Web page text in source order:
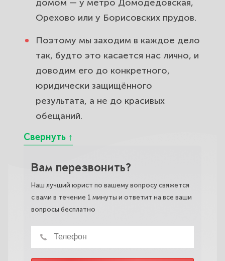
домом — у метро Домодедовская,
Орехово или у Борисовских прудов.
Поэтому мы заходим в каждое дело
так, будто это касается нас лично, и
доводим его до конкретного,
юридически защищённого
результата, а не до красивых
обещаний.
Вам перезвонить?
Наш лучший юрист по вашему вопросу свяжется
с вами в течение 1 минуты и ответит на все ваши
вопросы бесплатно